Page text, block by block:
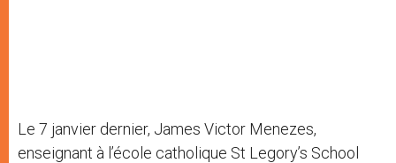
Le 7 janvier dernier, James Victor Menezes,
enseignant à l’école catholique St Legory’s School